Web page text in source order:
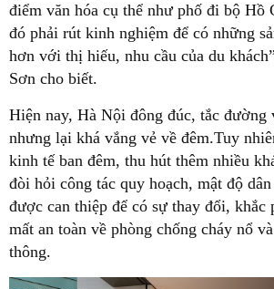
điểm văn hóa cụ thể như phố đi bộ Hồ
đó phải rút kinh nghiệm để có những
hơn với thị hiếu, nhu cầu của du
Sơn cho biết.
Hiện nay, Hà Nội đông đúc, tắc đường
nhưng lại khá vắng vẻ về đêm.Tuy
kinh tế ban đêm, thu hút thêm nhiều
đòi hỏi công tác quy hoạch, mật độ
được can thiệp để có sự thay đổi, khắc
mất an toàn về phòng chống cháy nổ
thông.